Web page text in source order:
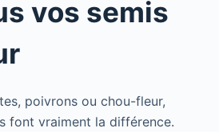
vos semis
poivrons ou chou-fleur,
font vraiment la différence.